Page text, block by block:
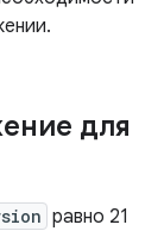
для
равно 21